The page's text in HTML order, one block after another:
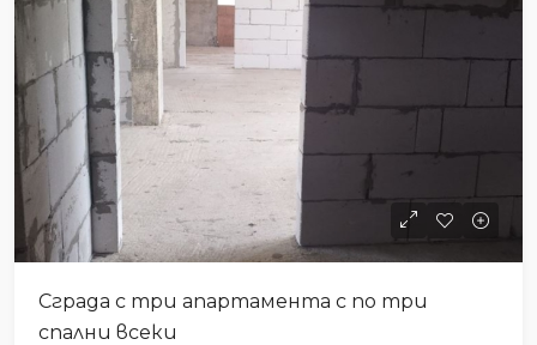
Сграда с три апартамента с по три
спални всеки